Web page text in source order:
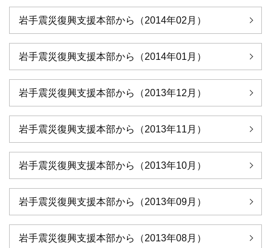
岩手震災復興支援本部から（2014年02月）
岩手震災復興支援本部から（2014年01月）
岩手震災復興支援本部から（2013年12月）
岩手震災復興支援本部から（2013年11月）
岩手震災復興支援本部から（2013年10月）
岩手震災復興支援本部から（2013年09月）
岩手震災復興支援本部から（2013年08月）